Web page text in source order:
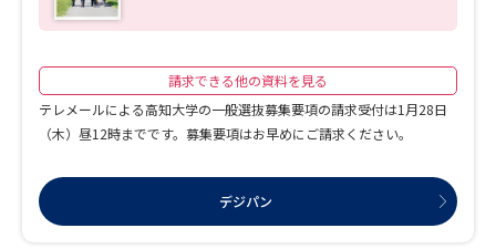
請求できる他の資料を見る
テレメールによる高知大学の一般選抜募集要項の請求受付は1月28日
（木）昼12時までです。募集要項はお早めにご請求ください。
デジパン